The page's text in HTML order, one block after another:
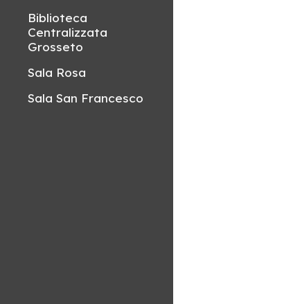
Biblioteca
Centralizzata
Grosseto
Sala Rosa
Sala San Francesco